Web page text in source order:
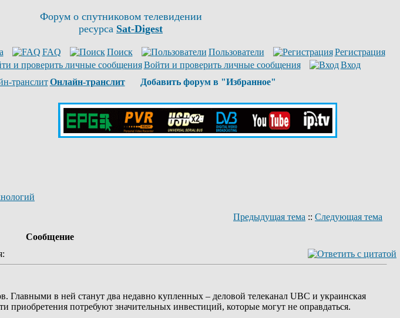
Форум о спутниковом телевидении
ресурса Sat-Digest
FAQ Поиск Пользователи
Регистрация
Войти и проверить личные сообщения
Вход
Онлайн-транслит
Добавить форум в "Избранное"
Предыдущая тема :: Следующая тема
Сообщение
:
в ней станут два недавно купленных – деловой телеканал UBC и украинская
приобретения потребуют значительных инвестиций, которые могут не оправдаться.